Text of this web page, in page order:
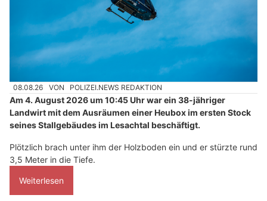
08.08.26 VON POLIZEI.NEWS REDAKTION
Am 4. August 2026 um 10:45 Uhr war ein 38-jähriger
Landwirt mit dem Ausräumen einer Heubox im ersten Stock
seines Stallgebäudes im Lesachtal beschäftigt.
Plötzlich brach unter ihm der Holzboden ein und er stürzte rund
3,5 Meter in die Tiefe.
Weiterlesen